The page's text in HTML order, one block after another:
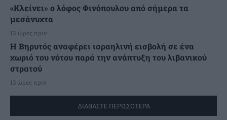
«Κλείνει» ο λόφος Φινόπουλου από σήμερα τα
μεσάνυχτα
12 ώρες πριν
Η Βηρυτός αναφέρει ισραηλινή εισβολή σε ένα
χωριό του νότου παρά την ανάπτυξη του λιβανικού
στρατού
13 ώρες πριν
ΔΙΑΒΑΣΤΕ ΠΕΡΙΣΣΟΤΕΡΑ